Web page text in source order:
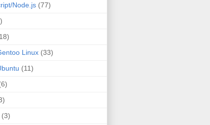
Node.js (77)
Linux (33)
(11)
(3)